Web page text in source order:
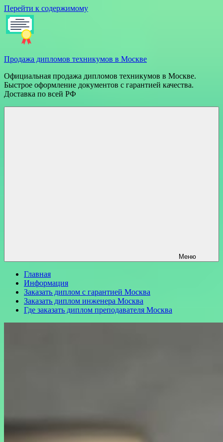
Перейти к содержимому
Продажа дипломов техникумов в Москве
Официальная продажа дипломов техникумов в Москве.
Быстрое оформление документов с гарантией качества.
Доставка по всей РФ
Меню
Главная
Информация
Заказать диплом с гарантией Москва
Заказать диплом инженера Москва
Где заказать диплом преподавателя Москва